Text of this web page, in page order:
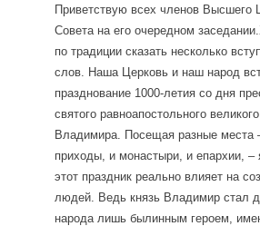
Приветствую всех членов Высшего
Совета на его очередном
по традиции сказать несколько
слов. Наша Церковь и наш народ
празднование 1000-летия со дня
святого равноапостольного
Владимира. Посещая разные места
приходы, и монастыри, и епархии, –
этот праздник реально влияет на
людей. Ведь князь Владимир стал
народа лишь былинным героем,